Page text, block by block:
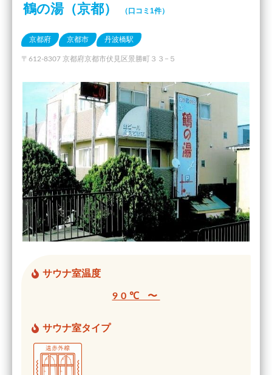
鶴の湯（京都） （口コミ1件）
京都府 京都市 丹波橋駅
〒612-8307 京都府京都市伏見区景勝町３３−５
サウナ室温度
90℃ 〜
サウナ室タイプ